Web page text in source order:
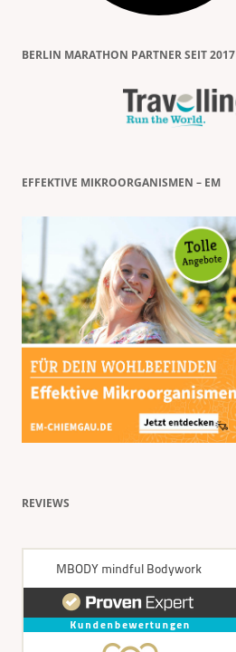
BERLIN MARATHON PARTNER SEIT 2017
EFFEKTIVE MIKROORGANISMEN – EM
REVIEWS